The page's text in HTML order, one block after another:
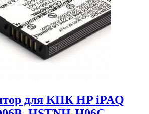
для КПК HP iPAQ